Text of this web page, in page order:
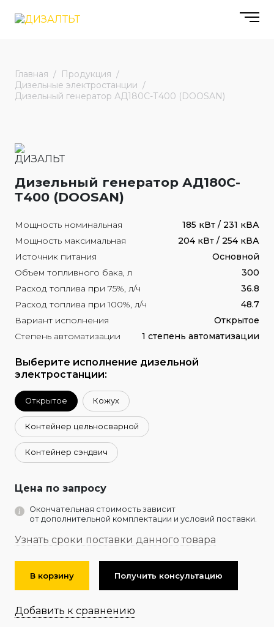
Главная
Продукция
Дизельные электростанции
Дизельный генератор АД180С-Т400 (DOOSAN)
Дизельный генератор АД180С-
Т400 (DOOSAN)
Мощность номинальная
185 кВт / 231 кВА
Мощность максимальная
204 кВт / 254 кВА
Источник питания
Основной
Объем топливного бака, л
300
Расход топлива при 75%, л/ч
36.8
Расход топлива при 100%, л/ч
48.7
Вариант исполнения
Открытое
Степень автоматизации
1 степень автоматизации
Выберите исполнение дизельной
электростанции:
Открытое Кожух
Контейнер цельносварной
Контейнер сэндвич
Цена по запросу
Окончательная стоимость зависит
от дополнительной комплектации и условий поставки.
Узнать сроки поставки данного товара
В корзину Получить консультацию
Добавить к сравнению